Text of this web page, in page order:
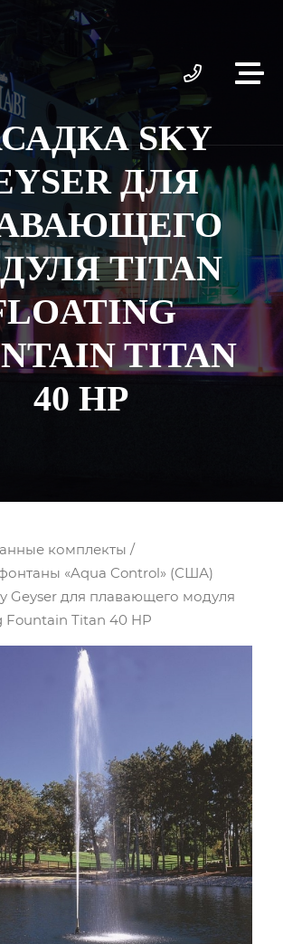
SKY
ДЛЯ
TITAN
TITAN
40 HP
комплекты /
«Aqua Control» (США)
Geyser для плавающего модуля
Fountain Titan 40 HP